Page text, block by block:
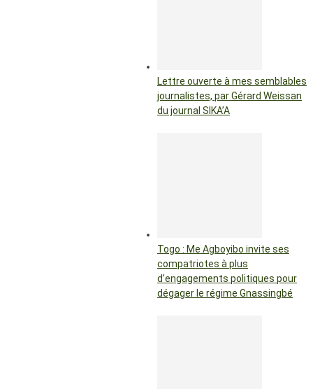
Lettre ouverte à mes semblables
journalistes, par Gérard Weissan
du journal SIKA’A
Togo : Me Agboyibo invite ses
compatriotes à plus
d’engagements politiques pour
dégager le régime Gnassingbé